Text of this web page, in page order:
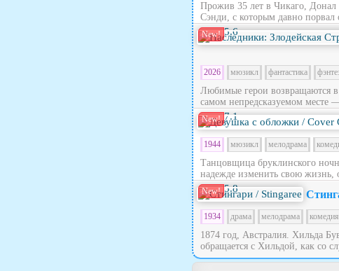
Прожив 35 лет в Чикаго, Донал
Сэнди, с которым давно
New! 5.6
2026 мюзикл фантастика
Любимые герои возвращаются в
самом непредсказуемом месте
New! 7.1
1944 мюзикл мелодрама
Танцовщица бруклинского
надежде изменить свою жизнь,
New! 5.8
1934 драма мелодрама комедия
1874 год, Австралия. Хильда
обращается с Хильдой, как со